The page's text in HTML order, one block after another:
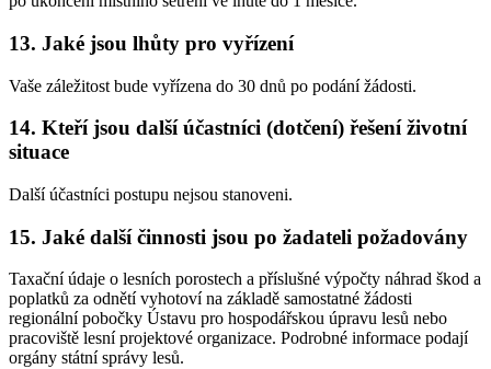
13. Jaké jsou lhůty pro vyřízení
Vaše záležitost bude vyřízena do 30 dnů po podání žádosti.
14. Kteří jsou další účastníci (dotčení) řešení životní
situace
Další účastníci postupu nejsou stanoveni.
15. Jaké další činnosti jsou po žadateli požadovány
Taxační údaje o lesních porostech a příslušné výpočty náhrad škod a
poplatků za odnětí vyhotoví na základě samostatné žádosti
regionální pobočky Ústavu pro hospodářskou úpravu lesů nebo
pracoviště lesní projektové organizace. Podrobné informace podají
orgány státní správy lesů.